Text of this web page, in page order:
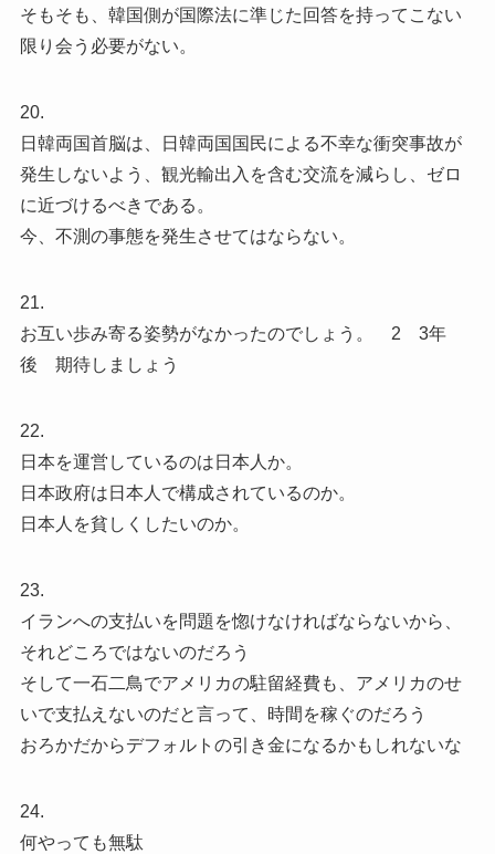
そもそも、韓国側が国際法に準じた回答を持ってこない
限り会う必要がない。
20.
日韓両国首脳は、日韓両国国民による不幸な衝突事故が
発生しないよう、観光輸出入を含む交流を減らし、ゼロ
に近づけるべきである。
今、不測の事態を発生させてはならない。
21.
お互い歩み寄る姿勢がなかったのでしょう。 2 3年
後 期待しましょう
22.
日本を運営しているのは日本人か。
日本政府は日本人で構成されているのか。
日本人を貧しくしたいのか。
23.
イランへの支払いを問題を惚けなければならないから、
それどころではないのだろう
そして一石二鳥でアメリカの駐留経費も、アメリカのせ
いで支払えないのだと言って、時間を稼ぐのだろう
おろかだからデフォルトの引き金になるかもしれないな
24.
何やっても無駄